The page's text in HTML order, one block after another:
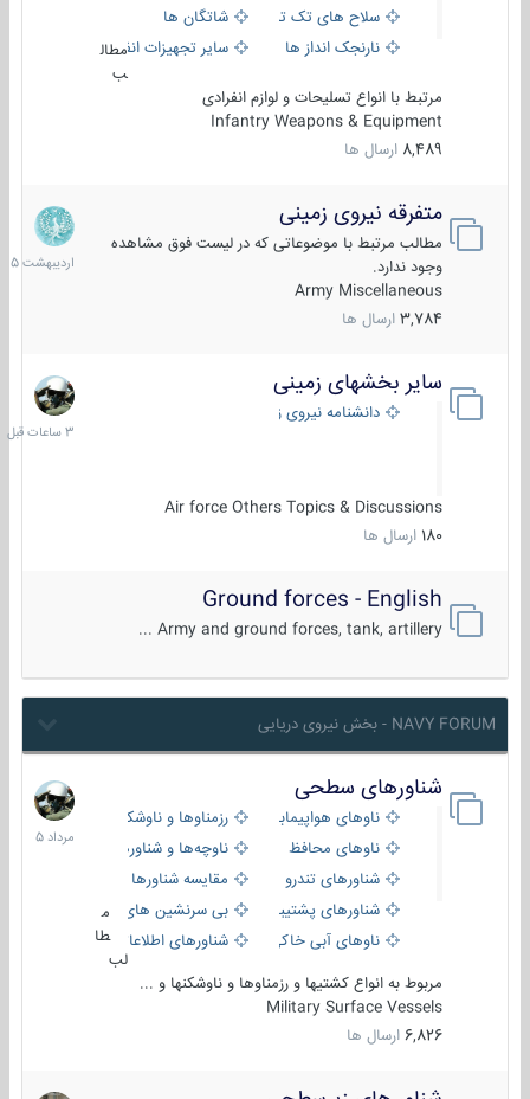
سلاح های تک تیر اندازیشاتگان ها
نارنجک انداز ها
سایر تجهیزات انفرادی
مطال
ب
مرتبط با انواع تسلیحات و لوازم انفرادی
Infantry Weapons & Equipment
8,489 ارسال ها
متفرقه نیروی زمینی
مطالب مرتبط با موضوعاتی که در لیست فوق مشاهده
وجود ندارد.
Army Miscellaneous
3,784 ارسال ها
27
1405
سایر بخشهای زمینی
دانشنامه نیروی زمینی
Air force Others Topics & Discussions
180 ارسال ها
3
ساعات
قبل
Ground forces - English
Army and ground forces, tank, artillery ...
NAVY FORUM - بخش نیروی دریایی
شناورهای سطحی
ناوهای هواپیمابر و بالگرد بررزمناوها و ناوشکن‌ها
ناوهای محافظ
ناوچه‌ها و شناورهای گشتی
شناورهای تندرو
مقایسه شناورها
شناورهای پشتیبانی
بی سرنشین های دریایی
ناوهای آبی خاکی و نیروبرشناورهای اطلاعاتی و جاسوسی
طا
لب
مربوط به انواع کشتیها و رزمناوها و ناوشکنها و ...
Military Surface Vessels
6,826 ارسال ها
2
مرداد
1405